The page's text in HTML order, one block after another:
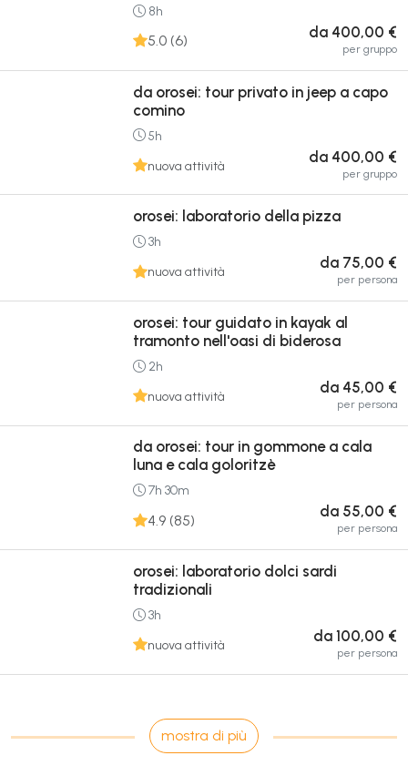
8h
5.0 (6) da 400,00 €
per gruppo
da orosei: tour privato in jeep a capo
comino
5h
nuova attività
da 400,00 €
per gruppo
orosei: laboratorio della pizza
3h
nuova attività
da 75,00 €
per persona
orosei: tour guidato in kayak al
tramonto nell'oasi di biderosa
2h
nuova attività
da 45,00 €
per persona
da orosei: tour in gommone a cala
luna e cala goloritzè
7h 30m
4.9 (85) da 55,00 €
per persona
orosei: laboratorio dolci sardi
tradizionali
3h
nuova attività
da 100,00 €
per persona
mostra di più